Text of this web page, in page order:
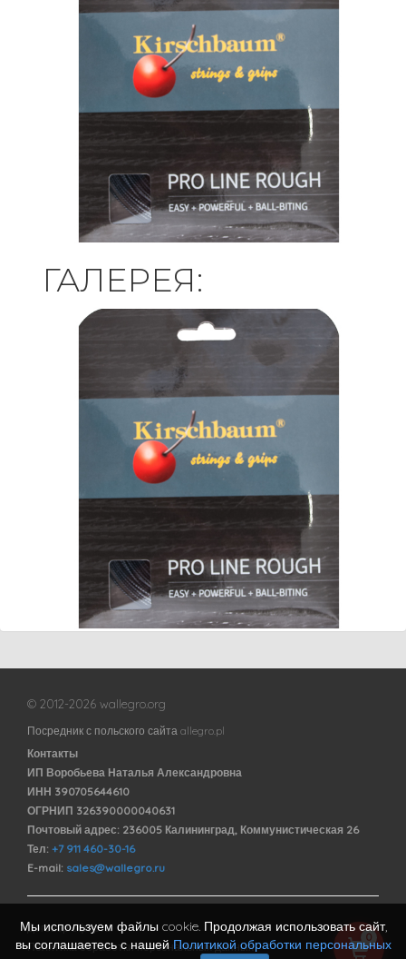
ГАЛЕРЕЯ:
© 2012-2026 wallegro.org
Посредник с польского сайта allegro.pl
Контакты
ИП Воробьева Наталья Александровна
ИНН 390705644610
ОГРНИП 326390000040631
Почтовый адрес: 236005 Калининград, Коммунистическая 26
Тел: +7 911 460-30-16
E-mail: sales@wallegro.ru
Договор оферты
Политика обработки персональных данных
0
Мы используем файлы cookie. Продолжая использовать сайт,
вы соглашаетесь с нашей Политикой обработки персональных